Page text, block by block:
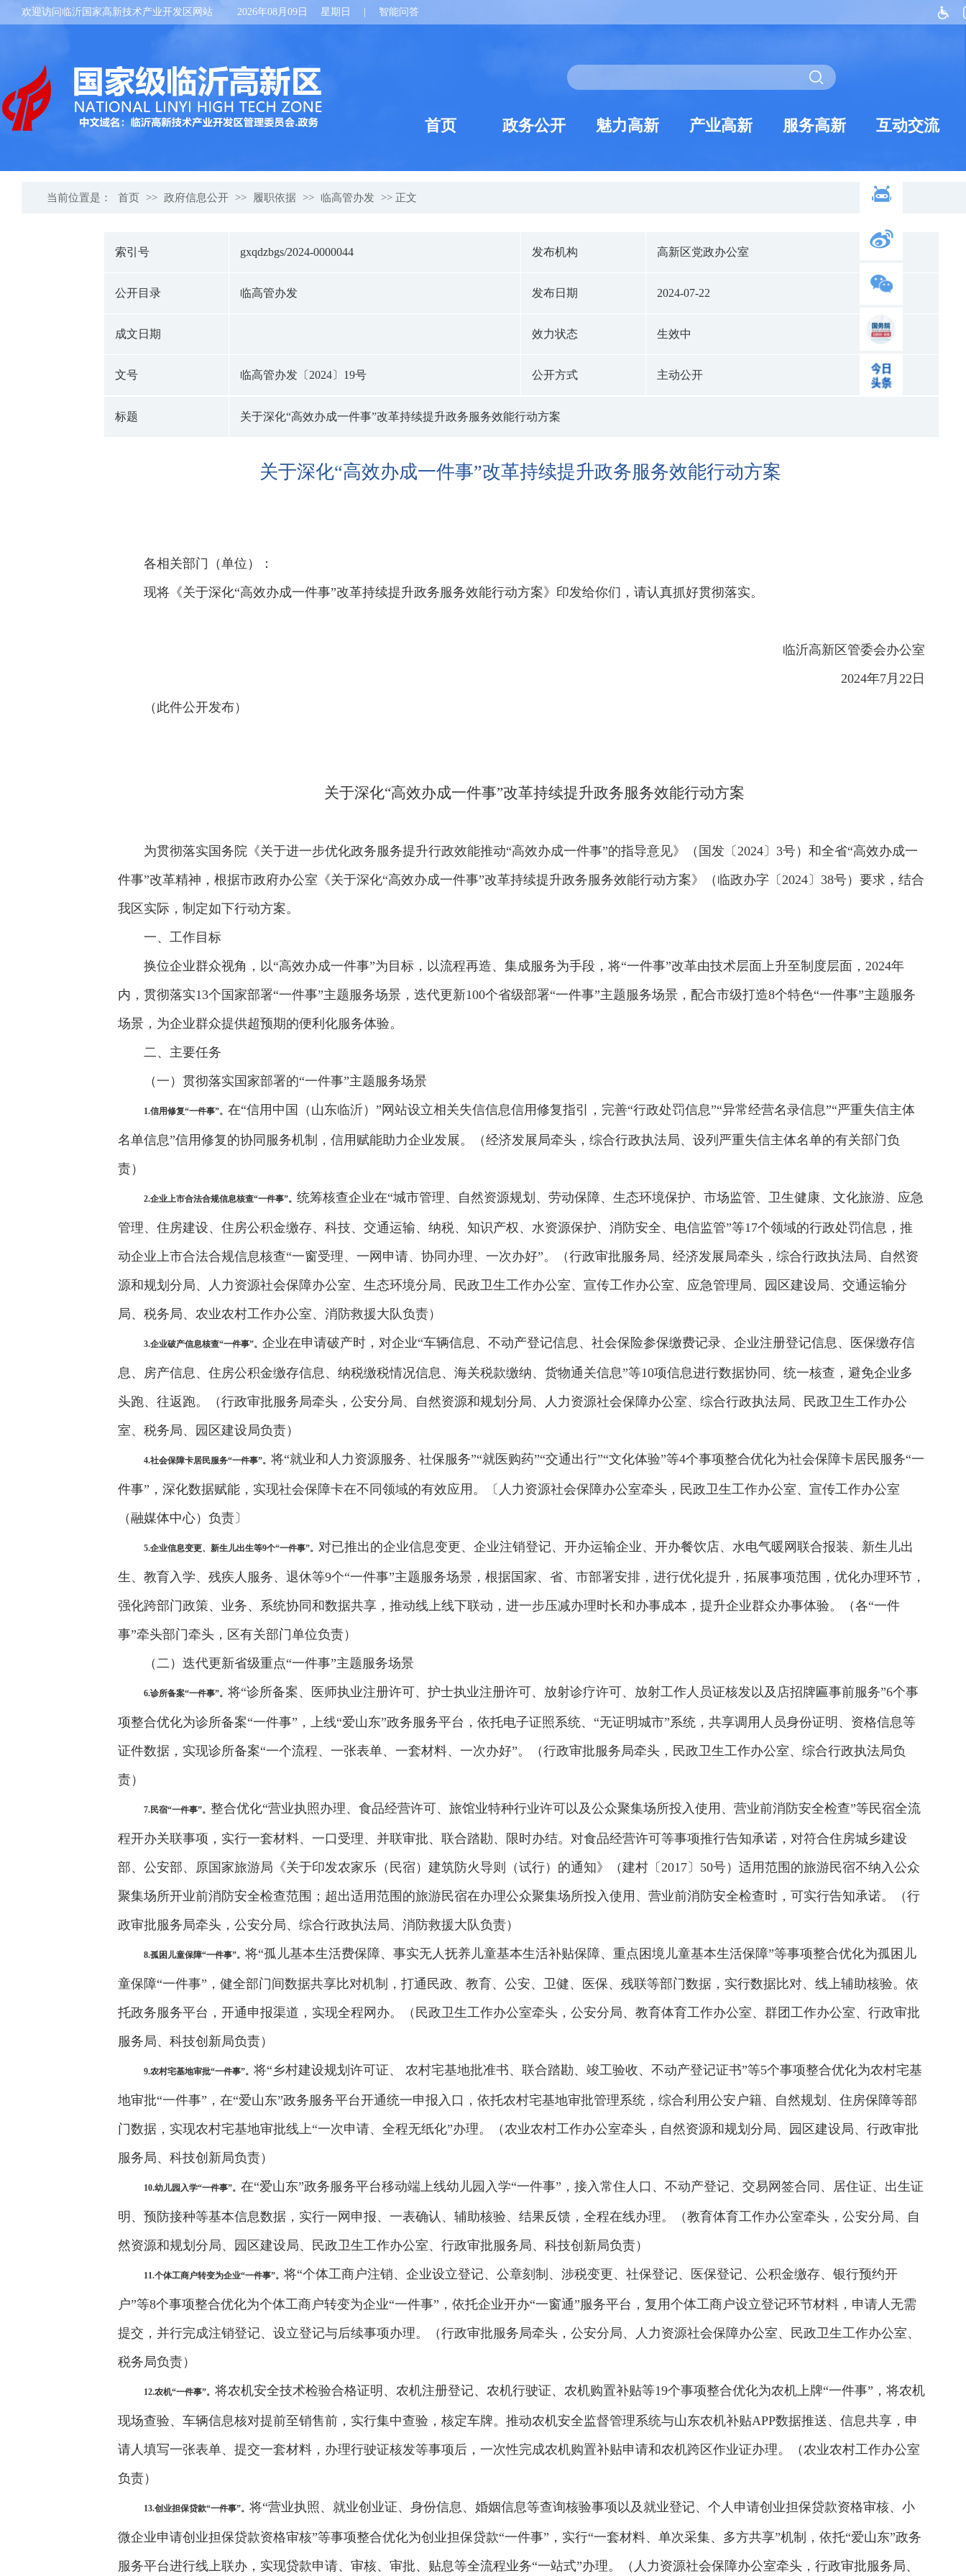
欢迎访问临沂国家高新技术产业开发区网站 2026年08月09日 星期日 智能问答
首页 政务公开 魅力高新 产业高新 服务高新 互动交流
当前位置是： 首页 >> 政府信息公开 >> 履职依据 >> 临高管办发 >> 正文
索引号 gxqdzbgs/2024-0000044 发布机构 高新区党政办公室
公开目录 临高管办发 发布日期 2024-07-22
成文日期 效力状态 生效中
文号 临高管办发〔2024〕19号 公开方式 主动公开
标题 关于深化“高效办成一件事”改革持续提升政务服务效能行动方案
关于深化“高效办成一件事”改革持续提升政务服务效能行动方案
各相关部门（单位）：
现将《关于深化“高效办成一件事”改革持续提升政务服务效能行动方案》印发给你们，请认真抓好贯彻落实。
临沂高新区管委会办公室
2024年7月22日
（此件公开发布）
关于深化“高效办成一件事”改革持续提升政务服务效能行动方案
为贯彻落实国务院《关于进一步优化政务服务提升行政效能推动“高效办成一件事”的指导意见》（国发〔2024〕3号）和全省“高效办成一
件事”改革精神，根据市政府办公室《关于深化“高效办成一件事”改革持续提升政务服务效能行动方案》（临政办字〔2024〕38号）要求，结合
我区实际，制定如下行动方案。
一、工作目标
换位企业群众视角，以“高效办成一件事”为目标，以流程再造、集成服务为手段，将“一件事”改革由技术层面上升至制度层面，2024年
内，贯彻落实13个国家部署“一件事”主题服务场景，迭代更新100个省级部署“一件事”主题服务场景，配合市级打造8个特色“一件事”主题服务
场景，为企业群众提供超预期的便利化服务体验。
二、主要任务
（一）贯彻落实国家部署的“一件事”主题服务场景
1.信用修复“一件事”。 在“信用中国（山东临沂）”网站设立相关失信信息信用修复指引，完善“行政处罚信息”“异常经营名录信息”“严重失信主体
名单信息”信用修复的协同服务机制，信用赋能助力企业发展。（经济发展局牵头，综合行政执法局、设列严重失信主体名单的有关部门负
责）
2.企业上市合法合规信息核查“一件事”。 统筹核查企业在“城市管理、自然资源规划、劳动保障、生态环境保护、市场监管、卫生健康、文化旅游、应急
管理、住房建设、住房公积金缴存、科技、交通运输、纳税、知识产权、水资源保护、消防安全、电信监管”等17个领域的行政处罚信息，推
动企业上市合法合规信息核查“一窗受理、一网申请、协同办理、一次办好”。（行政审批服务局、经济发展局牵头，综合行政执法局、自然资
源和规划分局、人力资源社会保障办公室、生态环境分局、民政卫生工作办公室、宣传工作办公室、应急管理局、园区建设局、交通运输分
局、税务局、农业农村工作办公室、消防救援大队负责）
3.企业破产信息核查“一件事”。 企业在申请破产时，对企业“车辆信息、不动产登记信息、社会保险参保缴费记录、企业注册登记信息、医保缴存信
息、房产信息、住房公积金缴存信息、纳税缴税情况信息、海关税款缴纳、货物通关信息”等10项信息进行数据协同、统一核查，避免企业多
头跑、往返跑。（行政审批服务局牵头，公安分局、自然资源和规划分局、人力资源社会保障办公室、综合行政执法局、民政卫生工作办公
室、税务局、园区建设局负责）
4.社会保障卡居民服务“一件事”。 将“就业和人力资源服务、社保服务”“就医购药”“交通出行”“文化体验”等4个事项整合优化为社会保障卡居民服务“一
件事”，深化数据赋能，实现社会保障卡在不同领域的有效应用。〔人力资源社会保障办公室牵头，民政卫生工作办公室、宣传工作办公室
（融媒体中心）负责〕
5.企业信息变更、新生儿出生等9个“一件事”。 对已推出的企业信息变更、企业注销登记、开办运输企业、开办餐饮店、水电气暖网联合报装、新生儿出
生、教育入学、残疾人服务、退休等9个“一件事”主题服务场景，根据国家、省、市部署安排，进行优化提升，拓展事项范围，优化办理环节，
强化跨部门政策、业务、系统协同和数据共享，推动线上线下联动，进一步压减办理时长和办事成本，提升企业群众办事体验。（各“一件
事”牵头部门牵头，区有关部门单位负责）
（二）迭代更新省级重点“一件事”主题服务场景
6.诊所备案“一件事”。 将“诊所备案、医师执业注册许可、护士执业注册许可、放射诊疗许可、放射工作人员证核发以及店招牌匾事前服务”6个事
项整合优化为诊所备案“一件事”，上线“爱山东”政务服务平台，依托电子证照系统、“无证明城市”系统，共享调用人员身份证明、资格信息等
证件数据，实现诊所备案“一个流程、一张表单、一套材料、一次办好”。（行政审批服务局牵头，民政卫生工作办公室、综合行政执法局负
责）
7.民宿“一件事”。 整合优化“营业执照办理、食品经营许可、旅馆业特种行业许可以及公众聚集场所投入使用、营业前消防安全检查”等民宿全流
程开办关联事项，实行一套材料、一口受理、并联审批、联合踏勘、限时办结。对食品经营许可等事项推行告知承诺，对符合住房城乡建设
部、公安部、原国家旅游局《关于印发农家乐（民宿）建筑防火导则（试行）的通知》（建村〔2017〕50号）适用范围的旅游民宿不纳入公众
聚集场所开业前消防安全检查范围；超出适用范围的旅游民宿在办理公众聚集场所投入使用、营业前消防安全检查时，可实行告知承诺。（行
政审批服务局牵头，公安分局、综合行政执法局、消防救援大队负责）
8.孤困儿童保障“一件事”。 将“孤儿基本生活费保障、事实无人抚养儿童基本生活补贴保障、重点困境儿童基本生活保障”等事项整合优化为孤困儿
童保障“一件事”，健全部门间数据共享比对机制，打通民政、教育、公安、卫健、医保、残联等部门数据，实行数据比对、线上辅助核验。依
托政务服务平台，开通申报渠道，实现全程网办。（民政卫生工作办公室牵头，公安分局、教育体育工作办公室、群团工作办公室、行政审批
服务局、科技创新局负责）
9.农村宅基地审批“一件事”。 将“乡村建设规划许可证、 农村宅基地批准书、联合踏勘、竣工验收、不动产登记证书”等5个事项整合优化为农村宅基
地审批“一件事”，在“爱山东”政务服务平台开通统一申报入口，依托农村宅基地审批管理系统，综合利用公安户籍、自然规划、住房保障等部
门数据，实现农村宅基地审批线上“一次申请、全程无纸化”办理。（农业农村工作办公室牵头，自然资源和规划分局、园区建设局、行政审批
服务局、科技创新局负责）
10.幼儿园入学“一件事”。 在“爱山东”政务服务平台移动端上线幼儿园入学“一件事”，接入常住人口、不动产登记、交易网签合同、居住证、出生证
明、预防接种等基本信息数据，实行一网申报、一表确认、辅助核验、结果反馈，全程在线办理。（教育体育工作办公室牵头，公安分局、自
然资源和规划分局、园区建设局、民政卫生工作办公室、行政审批服务局、科技创新局负责）
11.个体工商户转变为企业“一件事”。 将“个体工商户注销、企业设立登记、公章刻制、涉税变更、社保登记、医保登记、公积金缴存、银行预约开
户”等8个事项整合优化为个体工商户转变为企业“一件事”，依托企业开办“一窗通”服务平台，复用个体工商户设立登记环节材料，申请人无需
提交，并行完成注销登记、设立登记与后续事项办理。（行政审批服务局牵头，公安分局、人力资源社会保障办公室、民政卫生工作办公室、
税务局负责）
12.农机“一件事”。 将农机安全技术检验合格证明、农机注册登记、农机行驶证、农机购置补贴等19个事项整合优化为农机上牌“一件事”，将农机
现场查验、车辆信息核对提前至销售前，实行集中查验，核定车牌。推动农机安全监督管理系统与山东农机补贴APP数据推送、信息共享，申
请人填写一张表单、提交一套材料，办理行驶证核发等事项后，一次性完成农机购置补贴申请和农机跨区作业证办理。（农业农村工作办公室
负责）
13.创业担保贷款“一件事”。 将“营业执照、就业创业证、身份信息、婚姻信息等查询核验事项以及就业登记、个人申请创业担保贷款资格审核、小
微企业申请创业担保贷款资格审核”等事项整合优化为创业担保贷款“一件事”，实行“一套材料、单次采集、多方共享”机制，依托“爱山东”政务
服务平台进行线上联办，实现贷款申请、审核、审批、贴息等全流程业务“一站式”办理。（人力资源社会保障办公室牵头，行政审批服务局、